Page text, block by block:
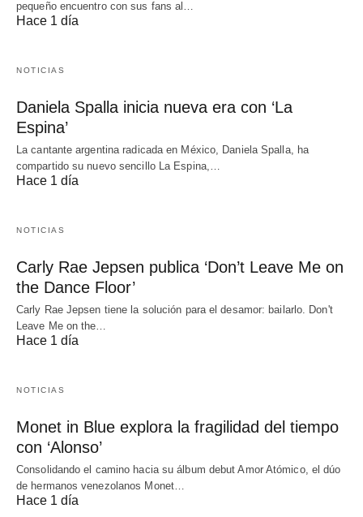
pequeño encuentro con sus fans al…
Hace 1 día
NOTICIAS
Daniela Spalla inicia nueva era con ‘La
Espina’
La cantante argentina radicada en México, Daniela Spalla, ha
compartido su nuevo sencillo La Espina,…
Hace 1 día
NOTICIAS
Carly Rae Jepsen publica ‘Don’t Leave Me on
the Dance Floor’
Carly Rae Jepsen tiene la solución para el desamor: bailarlo. Don't
Leave Me on the…
Hace 1 día
NOTICIAS
Monet in Blue explora la fragilidad del tiempo
con ‘Alonso’
Consolidando el camino hacia su álbum debut Amor Atómico, el dúo
de hermanos venezolanos Monet…
Hace 1 día